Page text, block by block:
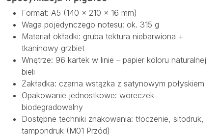
Format: A5 (140 × 210 × 16 mm)
Waga pojedynczego notesu: ok. 315 g
Materiał okładki: gruba tektura niebarwiona +
tkaninowy grzbiet
Wnętrze: 96 kartek w linie – papier koloru naturalnej
bieli
Zakładka: czarna wstążka z satynowym połyskiem
Opakowanie jednostkowe: woreczek
biodegradowalny
Dostępne techniki znakowania: tłoczenie, sitodruk,
tampondruk (M01 Przód)